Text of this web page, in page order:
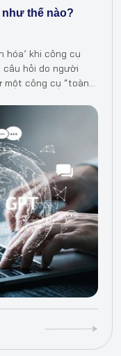
như thế nào?
hóa’ khi công cụ
hỏi do người
một công cụ “toàn